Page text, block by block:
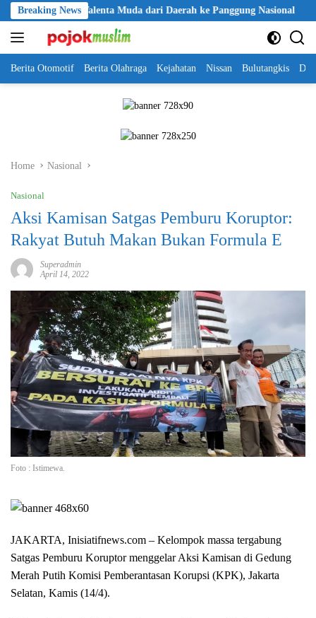
Skip
to
content
Breaking News
Talenta Muda dari Daerah ke Panggung Nasional
Berita Otomotif Berita Olahraga Kejahatan Nissan Bulutangkis
Home Nasional
Nasional
Aksi Kamisan Satgas Pemburu Koruptor:
Rakyat Butuh Makan Bukan Formula E
Superadmin
April 14, 2022
Foto : Istimewa.
JAKARTA, Inisiatifnews.com – Kelompok massa tergabung
Satgas Pemburu Koruptor menggelar Aksi Kamisan di Gedung
Merah Putih Komisi Pemberantasan Korupsi (KPK), Jakarta
Selatan, Kamis (14/4).